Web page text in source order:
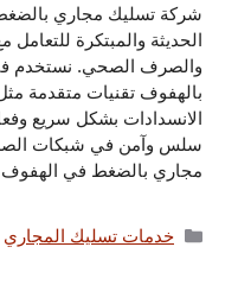
شركة تسليك مجاري
الحديثة والمبتكرة
والصرف الصحي. نستخدم
بالهفوف تقنيات متقدمة
الانسدادات بشكل سريع
سلس وآمن في شبكات
مجاري بالضغط في
التصنيفات
خدمات تسليك المجاري